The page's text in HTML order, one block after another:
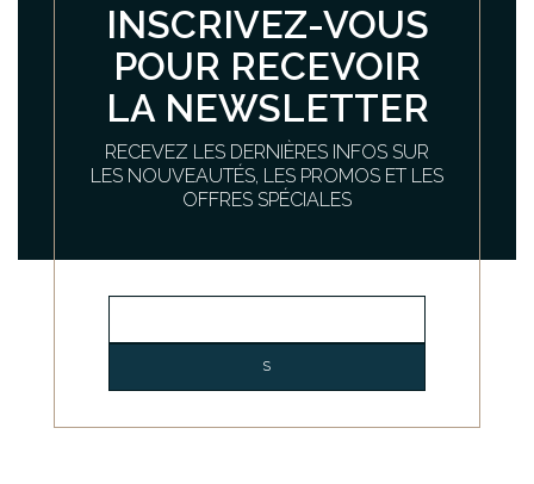
INSCRIVEZ-VOUS
POUR RECEVOIR
LA NEWSLETTER
RECEVEZ LES DERNIÈRES INFOS SUR
LES NOUVEAUTÉS, LES PROMOS ET LES
OFFRES SPÉCIALES